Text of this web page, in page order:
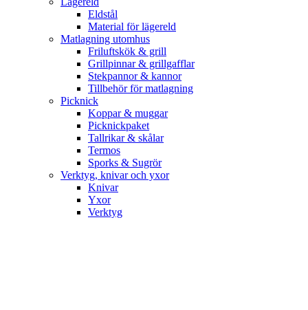
Eldstål
Material för lägereld
Matlagning utomhus
Friluftskök & grill
Grillpinnar & grillgafflar
Stekpannor & kannor
Tillbehör för matlagning
Picknick
Koppar & muggar
Picknickpaket
Tallrikar & skålar
Termos
Sporks & Sugrör
Verktyg, knivar och yxor
Knivar
Yxor
Verktyg